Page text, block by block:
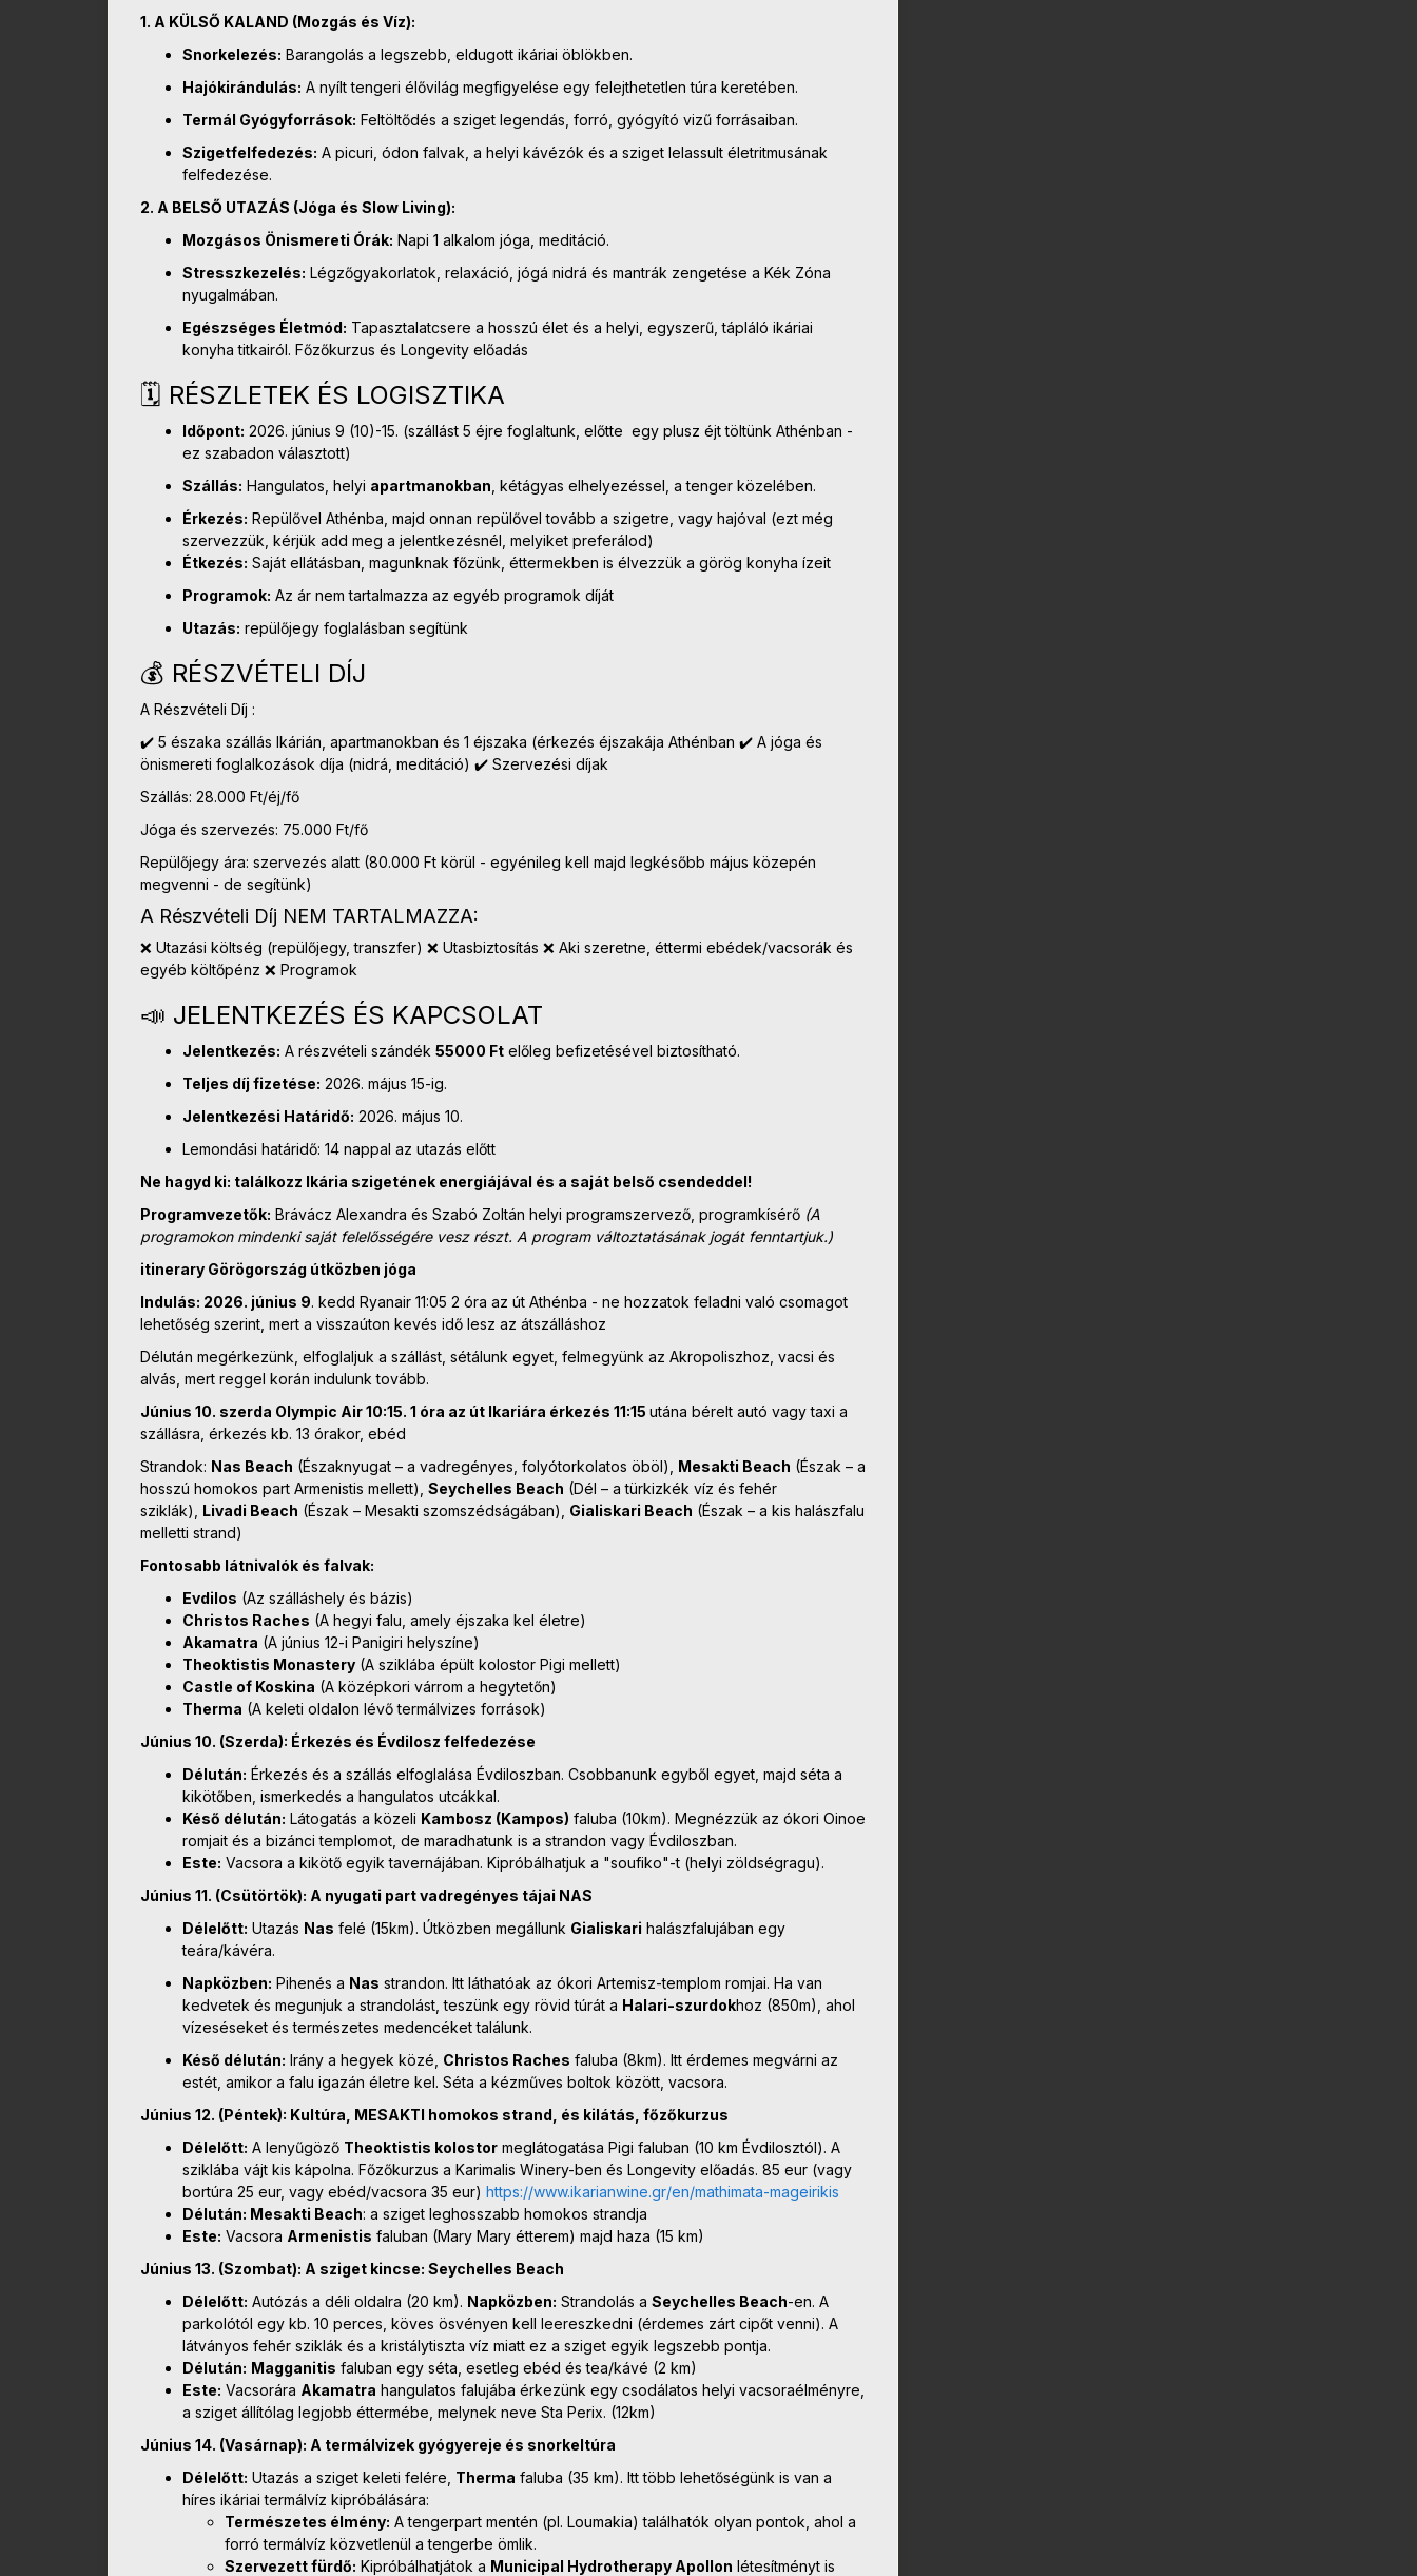
1. A KÜLSŐ KALAND (Mozgás és Víz):
Snorkelezés: Barangolás a legszebb, eldugott ikáriai öblökben.
Hajókirándulás: A nyílt tengeri élővilág megfigyelése egy felejthetetlen túra keretében.
Termál Gyógyforrások: Feltöltődés a sziget legendás, forró, gyógyító vizű forrásaiban.
Szigetfelfedezés: A picuri, ódon falvak, a helyi kávézók és a sziget lelassult életritmusának
felfedezése.
2. A BELSŐ UTAZÁS (Jóga és Slow Living):
Mozgásos Önismereti Órák: Napi 1 alkalom jóga, meditáció.
Stresszkezelés: Légzőgyakorlatok, relaxáció, jógá nidrá és mantrák zengetése a Kék Zóna
nyugalmában.
Egészséges Életmód: Tapasztalatcsere a hosszú élet és a helyi, egyszerű, tápláló ikáriai
konyha titkairól. Főzőkurzus és Longevity előadás
🗓️ RÉSZLETEK ÉS LOGISZTIKA
Időpont: 2026. június 9 (10)-15. (szállást 5 éjre foglaltunk, előtte egy plusz éjt töltünk Athénban -
ez szabadon választott)
Szállás: Hangulatos, helyi apartmanokban , kétágyas elhelyezéssel, a tenger közelében.
Érkezés: Repülővel Athénba, majd onnan repülővel tovább a szigetre, vagy hajóval (ezt még
szervezzük, kérjük add meg a jelentkezésnél, melyiket preferálod)
Étkezés: Saját ellátásban, magunknak főzünk, éttermekben is élvezzük a görög konyha ízeit
Programok: Az ár nem tartalmazza az egyéb programok díját
Utazás: repülőjegy foglalásban segítünk
💰 RÉSZVÉTELI DÍJ
A Részvételi Díj :
✔️ 5 északa szállás Ikárián, apartmanokban és 1 éjszaka (érkezés éjszakája Athénban ✔️ A jóga és
önismereti foglalkozások díja (nidrá, meditáció) ✔️ Szervezési díjak
Szállás: 28.000 Ft/éj/fő
Jóga és szervezés: 75.000 Ft/fő
Repülőjegy ára: szervezés alatt (80.000 Ft körül - egyénileg kell majd legkésőbb május közepén
megvenni - de segítünk)
A Részvételi Díj NEM TARTALMAZZA:
❌ Utazási költség (repülőjegy, transzfer) ❌ Utasbiztosítás ❌ Aki szeretne, éttermi ebédek/vacsorák és
egyéb költőpénz ❌ Programok
📣 JELENTKEZÉS ÉS KAPCSOLAT
Jelentkezés: A részvételi szándék 55000 Ft előleg befizetésével biztosítható.
Teljes díj fizetése: 2026. május 15-ig.
Jelentkezési Határidő: 2026. május 10.
Lemondási határidő: 14 nappal az utazás előtt
Ne hagyd ki: találkozz Ikária szigetének energiájával és a saját belső csendeddel!
Programvezetők: Brávácz Alexandra és Szabó Zoltán helyi programszervező, programkísérő (A
programokon mindenki saját felelősségére vesz részt. A program változtatásának jogát fenntartjuk.)
itinerary Görögország útközben jóga
Indulás: 2026. június 9. kedd Ryanair 11:05 2 óra az út Athénba - ne hozzatok feladni való csomagot
lehetőség szerint, mert a visszaúton kevés idő lesz az átszálláshoz
Délután megérkezünk, elfoglaljuk a szállást, sétálunk egyet, felmegyünk az Akropoliszhoz, vacsi és
alvás, mert reggel korán indulunk tovább.
Június 10. szerda Olympic Air 10:15. 1 óra az út Ikariára érkezés 11:15 utána bérelt autó vagy taxi a
szállásra, érkezés kb. 13 órakor, ebéd
Strandok: Nas Beach (Északnyugat – a vadregényes, folyótorkolatos öböl), Mesakti Beach (Észak – a
hosszú homokos part Armenistis mellett), Seychelles Beach (Dél – a türkizkék víz és fehér
sziklák), Livadi Beach (Észak – Mesakti szomszédságában), Gialiskari Beach (Észak – a kis halászfalu
melletti strand)
Fontosabb látnivalók és falvak:
Evdilos (Az szálláshely és bázis)
Christos Raches (A hegyi falu, amely éjszaka kel életre)
Akamatra (A június 12-i Panigiri helyszíne)
Theoktistis Monastery (A sziklába épült kolostor Pigi mellett)
Castle of Koskina (A középkori várrom a hegytetőn)
Therma (A keleti oldalon lévő termálvizes források)
Június 10. (Szerda): Érkezés és Évdilosz felfedezése
Délután: Érkezés és a szállás elfoglalása Évdiloszban. Csobbanunk egyből egyet, majd séta a
kikötőben, ismerkedés a hangulatos utcákkal.
Késő délután: Látogatás a közeli Kambosz (Kampos) faluba (10km). Megnézzük az ókori Oinoe
romjait és a bizánci templomot, de maradhatunk is a strandon vagy Évdiloszban.
Este: Vacsora a kikötő egyik tavernájában. Kipróbálhatjuk a "soufiko"-t (helyi zöldségragu).
Június 11. (Csütörtök): A nyugati part vadregényes tájai NAS
Délelőtt: Utazás Nas felé (15km). Útközben megállunk Gialiskari halászfalujában egy
teára/kávéra.
Napközben: Pihenés a Nas strandon. Itt láthatóak az ókori Artemisz-templom romjai. Ha van
kedvetek és megunjuk a strandolást, teszünk egy rövid túrát a Halari-szurdokhoz (850m), ahol
vízeséseket és természetes medencéket találunk.
Késő délután: Irány a hegyek közé, Christos Raches faluba (8km). Itt érdemes megvárni az
estét, amikor a falu igazán életre kel. Séta a kézműves boltok között, vacsora.
Június 12. (Péntek): Kultúra, MESAKTI homokos strand, és kilátás, főzőkurzus
Délelőtt: A lenyűgöző Theoktistis kolostor meglátogatása Pigi faluban (10 km Évdilosztól). A
sziklába vájt kis kápolna. Főzőkurzus a Karimalis Winery-ben és Longevity előadás. 85 eur (vagy
bortúra 25 eur, vagy ebéd/vacsora 35 eur) https://www.ikarianwine.gr/en/mathimata-mageirikis
Délután: Mesakti Beach: a sziget leghosszabb homokos strandja
Este: Vacsora Armenistis faluban (Mary Mary étterem) majd haza (15 km)
Június 13. (Szombat): A sziget kincse: Seychelles Beach
Délelőtt: Autózás a déli oldalra (20 km). Napközben: Strandolás a Seychelles Beach-en. A
parkolótól egy kb. 10 perces, köves ösvényen kell leereszkedni (érdemes zárt cipőt venni). A
látványos fehér sziklák és a kristálytiszta víz miatt ez a sziget egyik legszebb pontja.
Délután: Magganitis faluban egy séta, esetleg ebéd és tea/kávé (2 km)
Este: Vacsorára Akamatra hangulatos falujába érkezünk egy csodálatos helyi vacsoraélményre,
a sziget állítólag legjobb éttermébe, melynek neve Sta Perix. (12km)
Június 14. (Vasárnap): A termálvizek gyógyereje és snorkeltúra
Délelőtt: Utazás a sziget keleti felére, Therma faluba (35 km). Itt több lehetőségünk is van a
híres ikáriai termálvíz kipróbálására:
Természetes élmény: A tengerpart mentén (pl. Loumakia) találhatók olyan pontok, ahol a
forró termálvíz közvetlenül a tengerbe ömlik.
Szervezett fürdő: Kipróbálhatjátok a Municipal Hydrotherapy Apollon létesítményt is